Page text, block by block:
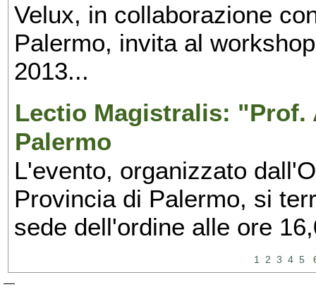
Velux, in collaborazione
Palermo, invita al
2013...
Lectio Magistralis: "Prof.
Palermo
L'evento, organizzato
Provincia di Palermo, si
sede dell'ordine alle ore
1 2 3 4 5